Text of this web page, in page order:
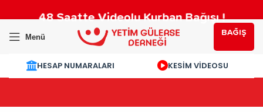
48 Saatte Videolu Kurban Bağışı !
Menü BAĞIŞ
HESAP NUMARALARI KESİM VİDEOSU